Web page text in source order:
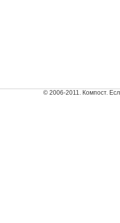
© 2006-2011. Компост.